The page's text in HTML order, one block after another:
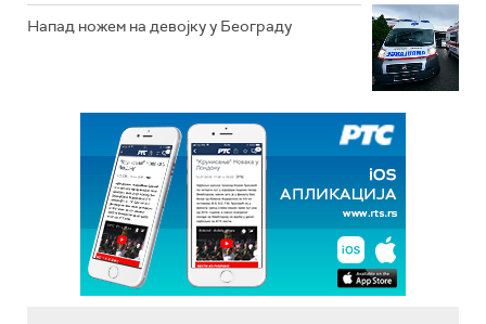
Напад ножем на девојку у Београду